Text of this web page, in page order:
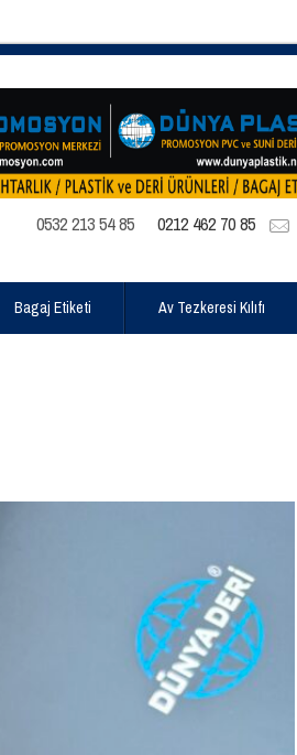
0532 213 54 85 0212 462 70 85
Bagaj Etiketi Av Tezkeresi Kılıfı